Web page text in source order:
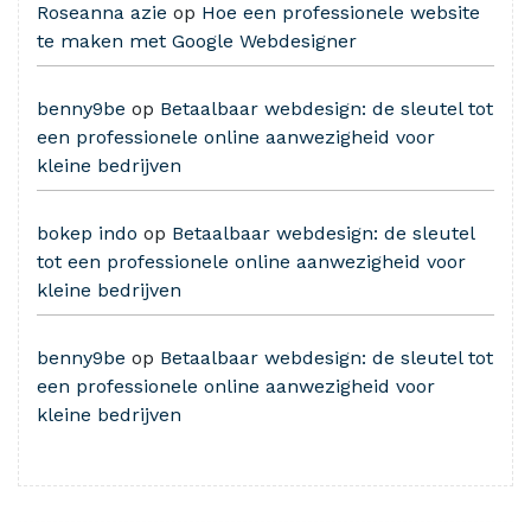
Roseanna azie op Hoe een professionele website
te maken met Google Webdesigner
benny9be op Betaalbaar webdesign: de sleutel tot
een professionele online aanwezigheid voor
kleine bedrijven
bokep indo op Betaalbaar webdesign: de sleutel
tot een professionele online aanwezigheid voor
kleine bedrijven
benny9be op Betaalbaar webdesign: de sleutel tot
een professionele online aanwezigheid voor
kleine bedrijven